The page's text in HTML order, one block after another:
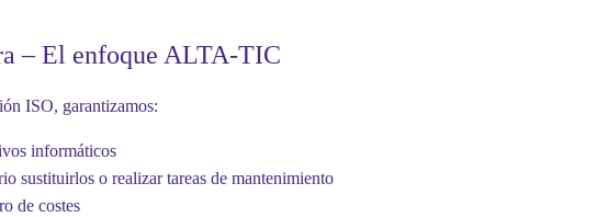
– El enfoque ALTA-TIC
ISO, garantizamos:
informáticos
sustituirlos o realizar tareas de mantenimiento
de costes